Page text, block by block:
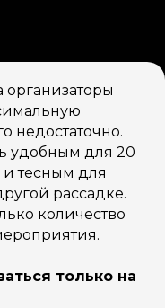
недостаточно.
удобным для 20
и тесным для
рассадке.
количество
только на